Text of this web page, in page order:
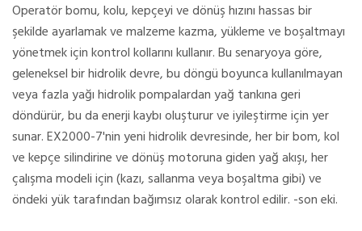
Operatör bomu, kolu, kepçeyi ve dönüş hızını hassas bir
şekilde ayarlamak ve malzeme kazma, yükleme ve boşaltmayı
yönetmek için kontrol kollarını kullanır. Bu senaryoya göre,
geleneksel bir hidrolik devre, bu döngü boyunca kullanılmayan
veya fazla yağı hidrolik pompalardan yağ tankına geri
döndürür, bu da enerji kaybı oluşturur ve iyileştirme için yer
sunar. EX2000-7'nin yeni hidrolik devresinde, her bir bom, kol
ve kepçe silindirine ve dönüş motoruna giden yağ akışı, her
çalışma modeli için (kazı, sallanma veya boşaltma gibi) ve
öndeki yük tarafından bağımsız olarak kontrol edilir. -son eki.